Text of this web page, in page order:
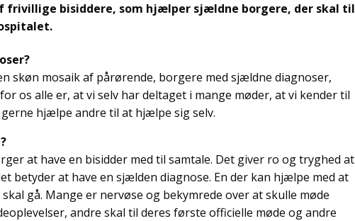
frivillige bisiddere, som hjælper sjældne borgere, der skal til
skøn mosaik af pårørende, borgere med sjældne diagnoser,
os alle er, at vi selv har deltaget i mange møder, at vi kender til
hjælpe andre til at hjælpe sig selv.
at have en bisidder med til samtale. Det giver ro og tryghed at
betyder at have en sjælden diagnose. En der kan hjælpe med at
gå. Mange er nervøse og bekymrede over at skulle møde
andre skal til deres første officielle møde og andre